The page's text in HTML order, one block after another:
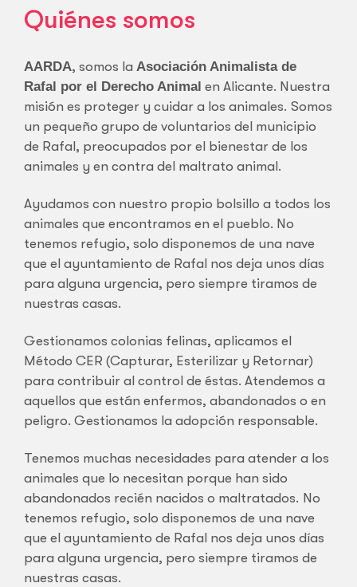
Quiénes somos
AARDA, somos la Asociación Animalista de
Rafal por el Derecho Animal en Alicante. Nuestra
misión es proteger y cuidar a los animales. Somos
un pequeño grupo de voluntarios del municipio
de Rafal, preocupados por el bienestar de los
animales y en contra del maltrato animal.
Ayudamos con nuestro propio bolsillo a todos los
animales que encontramos en el pueblo. No
tenemos refugio, solo disponemos de una nave
que el ayuntamiento de Rafal nos deja unos días
para alguna urgencia, pero siempre tiramos de
nuestras casas.
Gestionamos colonias felinas, aplicamos el
Método CER (Capturar, Esterilizar y Retornar)
para contribuir al control de éstas. Atendemos a
aquellos que están enfermos, abandonados o en
peligro. Gestionamos la adopción responsable.
Tenemos muchas necesidades para atender a los
animales que lo necesitan porque han sido
abandonados recién nacidos o maltratados. No
tenemos refugio, solo disponemos de una nave
que el ayuntamiento de Rafal nos deja unos días
para alguna urgencia, pero siempre tiramos de
nuestras casas.